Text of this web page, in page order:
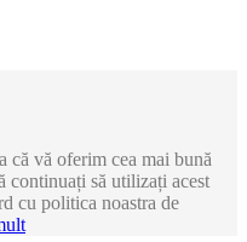
că vă oferim cea mai bună
continuați să utilizați acest
cu politica noastra de